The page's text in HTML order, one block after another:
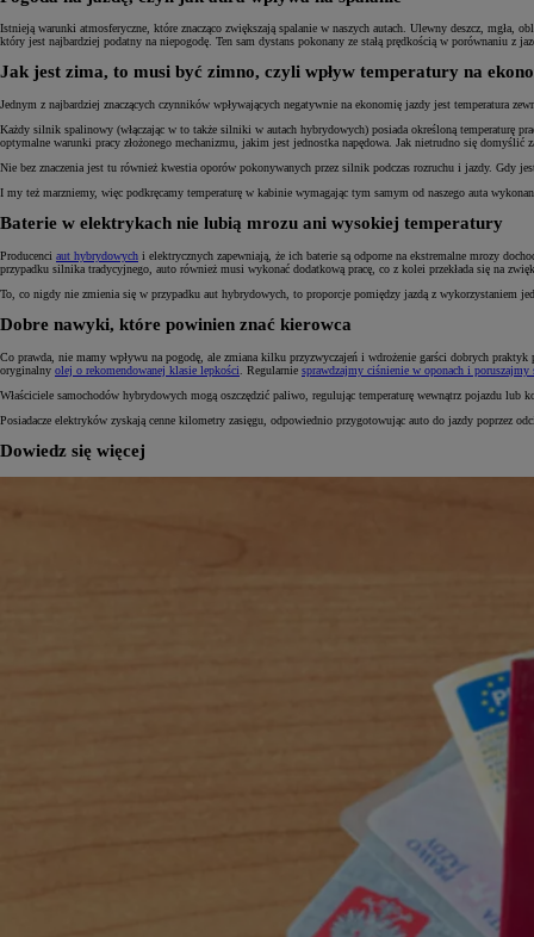
Istnieją warunki atmosferyczne, które znacząco zwiększają spalanie w naszych autach. Ulewny deszcz, mgła,
który jest najbardziej podatny na niepogodę. Ten sam dystans pokonany ze stałą prędkością w porównaniu z
Jak jest zima, to musi być zimno, czyli wpływ temperatury na
Jednym z najbardziej znaczących czynników wpływających negatywnie na ekonomię jazdy jest temperatura
Każdy silnik spalinowy (włączając w to także silniki w autach hybrydowych) posiada określoną temperaturę
optymalne warunki pracy złożonego mechanizmu, jakim jest jednostka napędowa. Jak nietrudno się domyślić
Nie bez znaczenia jest tu również kwestia oporów pokonywanych przez silnik podczas rozruchu i jazdy.
I my też marzniemy, więc podkręcamy temperaturę w kabinie wymagając tym samym od naszego auta
Baterie w elektrykach nie lubią mrozu ani wysokiej temperatury
Producenci aut hybrydowych i elektrycznych zapewniają, że ich baterie są odporne na ekstremalne mrozy
przypadku silnika tradycyjnego, auto również musi wykonać dodatkową pracę, co z kolei przekłada się na
To, co nigdy nie zmienia się w przypadku aut hybrydowych, to proporcje pomiędzy jazdą z wykorzystaniem
Dobre nawyki, które powinien znać kierowca
Co prawda, nie mamy wpływu na pogodę, ale zmiana kilku przyzwyczajeń i wdrożenie garści dobrych
oryginalny olej o rekomendowanej klasie lepkości . Regularnie sprawdzajmy ciśnienie w oponach i
Właściciele samochodów hybrydowych mogą oszczędzić paliwo, regulując temperaturę wewnątrz pojazdu lub
Posiadacze elektryków zyskają cenne kilometry zasięgu, odpowiednio przygotowując auto do jazdy poprzez
Dowiedz się więcej